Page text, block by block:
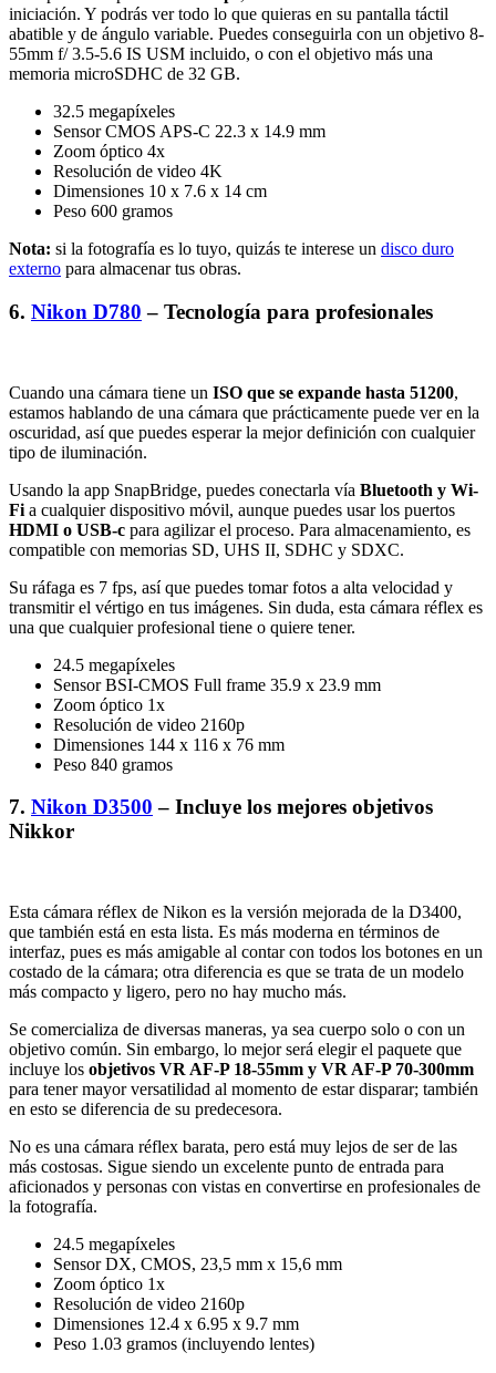
iniciación. Y podrás ver todo lo que quieras en su pantalla táctil
abatible y de ángulo variable. Puedes conseguirla con un objetivo 8-
55mm f/ 3.5-5.6 IS USM incluido, o con el objetivo más una
memoria microSDHC de 32 GB.
32.5 megapíxeles
Sensor CMOS APS-C 22.3 x 14.9 mm
Zoom óptico 4x
Resolución de video 4K
Dimensiones 10 x 7.6 x 14 cm
Peso 600 gramos
Nota: si la fotografía es lo tuyo, quizás te interese un disco duro
externo para almacenar tus obras.
6. Nikon D780 – Tecnología para profesionales
Cuando una cámara tiene un ISO que se expande hasta 51200,
estamos hablando de una cámara que prácticamente puede ver en la
oscuridad, así que puedes esperar la mejor definición con cualquier
tipo de iluminación.
Usando la app SnapBridge, puedes conectarla vía Bluetooth y Wi-
Fi a cualquier dispositivo móvil, aunque puedes usar los puertos
HDMI o USB-c para agilizar el proceso. Para almacenamiento, es
compatible con memorias SD, UHS II, SDHC y SDXC.
Su ráfaga es 7 fps, así que puedes tomar fotos a alta velocidad y
transmitir el vértigo en tus imágenes. Sin duda, esta cámara réflex es
una que cualquier profesional tiene o quiere tener.
24.5 megapíxeles
Sensor BSI-CMOS Full frame 35.9 x 23.9 mm
Zoom óptico 1x
Resolución de video 2160p
Dimensiones 144 x 116 x 76 mm
Peso 840 gramos
7. Nikon D3500 – Incluye los mejores objetivos
Nikkor
Esta cámara réflex de Nikon es la versión mejorada de la D3400,
que también está en esta lista. Es más moderna en términos de
interfaz, pues es más amigable al contar con todos los botones en un
costado de la cámara; otra diferencia es que se trata de un modelo
más compacto y ligero, pero no hay mucho más.
Se comercializa de diversas maneras, ya sea cuerpo solo o con un
objetivo común. Sin embargo, lo mejor será elegir el paquete que
incluye los objetivos VR AF-P 18-55mm y VR AF-P 70-300mm
para tener mayor versatilidad al momento de estar disparar; también
en esto se diferencia de su predecesora.
No es una cámara réflex barata, pero está muy lejos de ser de las
más costosas. Sigue siendo un excelente punto de entrada para
aficionados y personas con vistas en convertirse en profesionales de
la fotografía.
24.5 megapíxeles
Sensor DX, CMOS, 23,5 mm x 15,6 mm
Zoom óptico 1x
Resolución de video 2160p
Dimensiones 12.4 x 6.95 x 9.7 mm
Peso 1.03 gramos (incluyendo lentes)